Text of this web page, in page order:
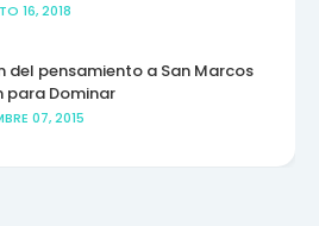
16, 2018
del pensamiento a San Marcos
para Dominar
07, 2015